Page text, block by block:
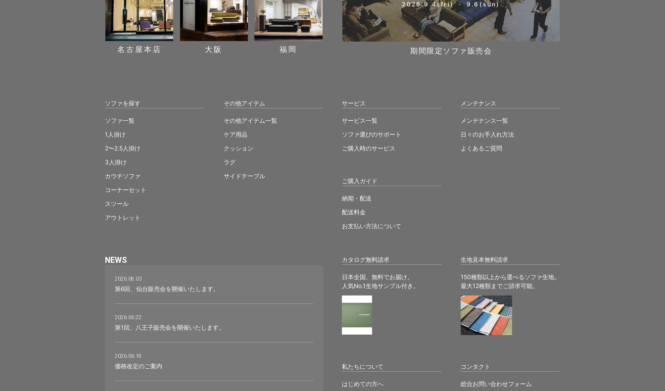
カタログ無料請求
日本全国、無料でお届け。
人気No.1生地サンプル付き。
生地見本無料請求
150種類以上から選べるソファ生地。
最大12種類までご請求可能。
名古屋本店 大阪 福岡
2026.9.4(fri) ・ 9.6(sun)
期間限定ソファ販売会
ソファを探す
ソファ一覧
1人掛け
2〜2.5人掛け
3人掛け
カウチソファ
コーナーセット
スツール
アウトレット
その他アイテム
その他アイテム一覧
ケア用品
クッション
ラグ
サイドテーブル
サービス
サービス一覧
ソファ選びのサポート
ご購入時のサービス
ご購入ガイド
納期・配送
配送料金
お支払い方法について
メンテナンス
メンテナンス一覧
日々のお手入れ方法
よくあるご質問
NEWS
2026.08.03
第6回、仙台販売会を開催いたします。
2026.06.22
第1回、八王子販売会を開催いたします。
2026.06.18
価格改定のご案内 私たちについて
はじめての方へ
コンタクト
総合お問い合わせフォーム